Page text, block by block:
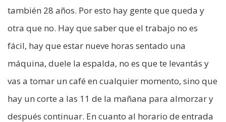
también 28 años. Por esto hay gente que queda y
otra que no. Hay que saber que el trabajo no es
fácil, hay que estar nueve horas sentado una
máquina, duele la espalda, no es que te levantás y
vas a tomar un café en cualquier momento, sino que
hay un corte a las 11 de la mañana para almorzar y
después continuar. En cuanto al horario de entrada